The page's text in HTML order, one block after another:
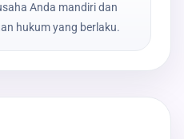
Anda mandiri dan
hukum yang berlaku.